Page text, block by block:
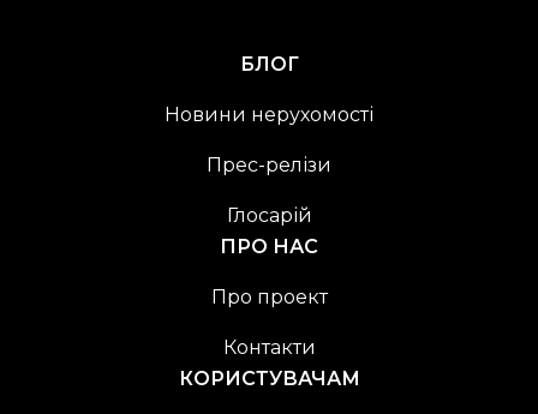
БЛОГ
Новини нерухомості
Прес-релізи
Глосарій
ПРО НАС
Про проект
Контакти
КОРИСТУВАЧАМ